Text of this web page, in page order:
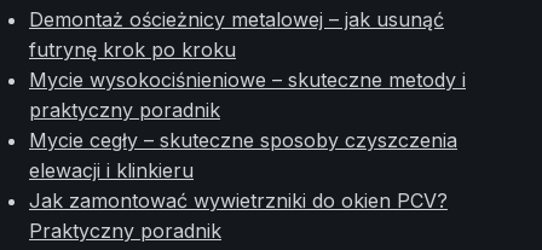
Demontaż ościeżnicy metalowej – jak usunąć
futrynę krok po kroku
Mycie wysokociśnieniowe – skuteczne metody i
praktyczny poradnik
Mycie cegły – skuteczne sposoby czyszczenia
elewacji i klinkieru
Jak zamontować wywietrzniki do okien PCV?
Praktyczny poradnik